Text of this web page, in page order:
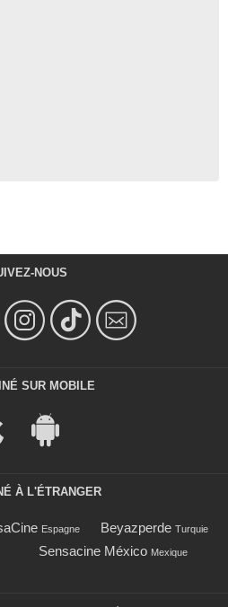
NOUS
SUR MOBILE
À L'ÉTRANGER
Espagne Beyazperde Turquie
Sensacine México Mexique